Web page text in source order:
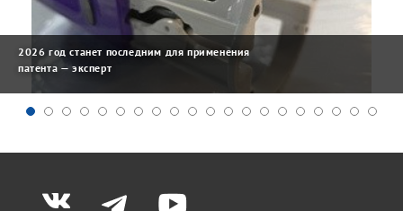
2026 год станет последним для применения
патента — эксперт